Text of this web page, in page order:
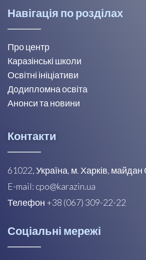
Навігація по розділах
Про центр
Каразінські школи
Освітні ініціативи
Додипломна освіта
Анонси та новини
Контакти
61022, Україна, м. Харків,
E-mail: cpo@karazin.ua
Телефон +38 (067) 309-22-22
Соціальні мережі